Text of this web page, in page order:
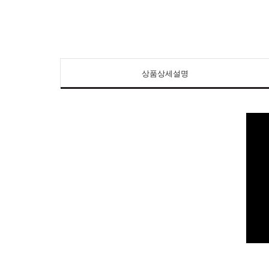
상품상세설명